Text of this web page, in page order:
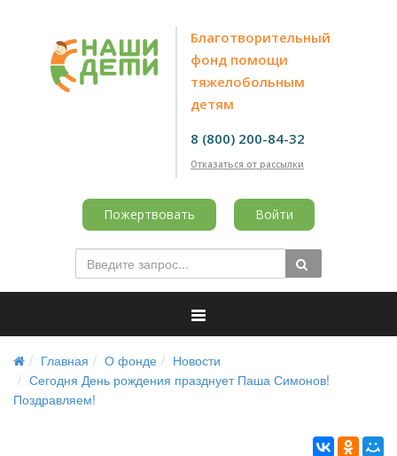
Благотворительный
фонд помощи
тяжелобольным
детям
8 (800) 200-84-32
Отказаться от рассылки
Пожертвовать Войти
Главная О фонде
Новости
Сегодня День рождения празднует Паша Симонов!
Поздравляем!